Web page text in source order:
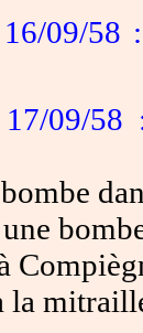
09/58 :
09/58
la